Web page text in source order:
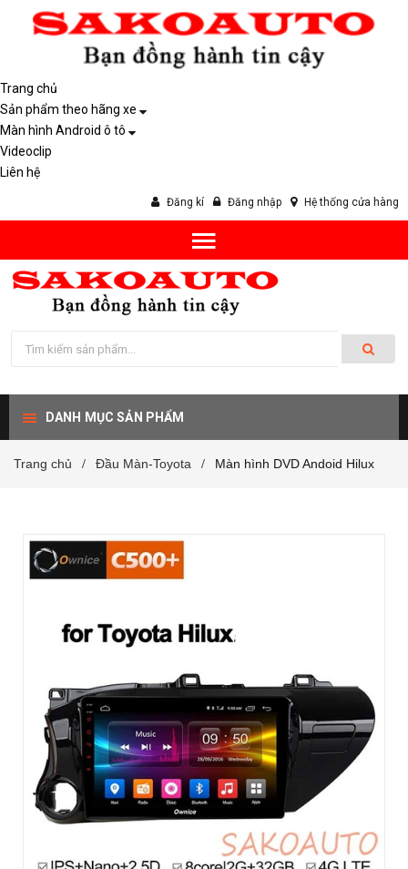
Trang chủ
Sản phẩm theo hãng xe
Màn hình Android ô tô
Videoclip
Liên hệ
Đăng kí Đăng nhập Hệ thống cửa hàng
DANH MỤC SẢN PHẨM
Trang chủ / Đầu Màn-Toyota / Màn hình DVD Andoid Hilux